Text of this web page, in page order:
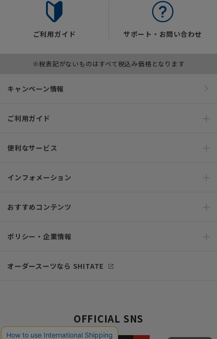
ご利用ガイド サポート・お問い合わせ
※税表記がないものはすべて税込み価格となります
キャンペーン情報
ご利用ガイド
便利なサービス
インフォメーション
おすすめコンテンツ
ポリシー・企業情報
オーダースーツなら SHITATE
OFFICIAL SNS